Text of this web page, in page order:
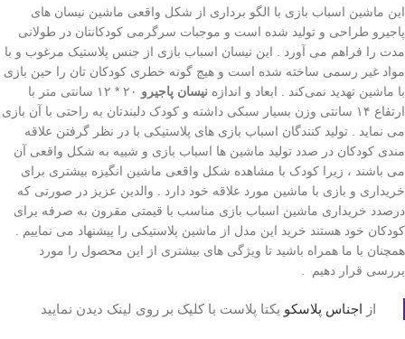
این ماشین اسباب بازی با الگو برداری از شکل واقعی ماشین نیسان های
پاجیرو طراحی و تولید شده است و موجبات سرگرمی کودکانتان در طولانی
مدت را فراهم می آورد . این نیسان اسباب بازی از جنس پلاستیک مرغوب و با
مواد غیر رسمی ساخته شده است و هیچ گونه خطری کودکان تان را حین بازی
با ماشین تهدید نمی‌کند . ابعاد و اندازه نیسان پاجیرو
۲۰ * ۱۲ سانتی متر با
ارتفاع ۱۴ سانتی وزن بسیار سبکی داشته و کودک دلبندتان به راحتی با آن بازی
می نماید . تولید کنندگان اسباب بازی های پلاستیکی با در نظر گرفتن علاقه
مندی کودکان در صدد تولید ماشین ها اسباب بازی و شبیه به شکل واقعی آن
می باشند ، زیرا کودک با مشاهده شکل واقعی ماشین انگیزه بیشتری برای
خریداری و بازی با ماشین مورد علاقه خود دارد . والدین عزیز در صورتی که
درصدد خریداری ماشین اسباب بازی مناسب با قیمتی مقرون به صرفه برای
کودکان خود هستند خرید این مدل از ماشین پلاستیکی را پیشنهاد می نماییم .
همچنان با ما همراه باشید تا ویژگی های بیشتری از این محصول را مورد
بررسی قرار دهیم ‌.
از اجناس پلاسکو یکتا پلاست با کلیک بر روی لینک دیدن نمایید